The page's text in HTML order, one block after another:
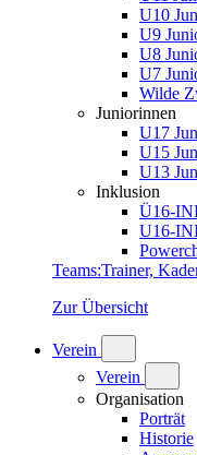
U10
U9
U8
U7
Wilde
Juniorinnen
U17
U15
U13
Inklusion
Ü16-
U16-
Teams:Trainer,
Zur Übersicht
Verein
Verein
Organisation
Porträt
Historie